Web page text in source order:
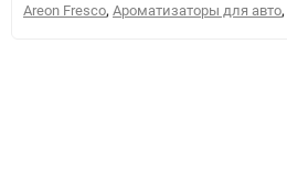
Areon Fresco, Ароматизаторы для авто,